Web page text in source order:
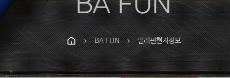
chevron_right BA FUN chevron_right 필리핀현지정보